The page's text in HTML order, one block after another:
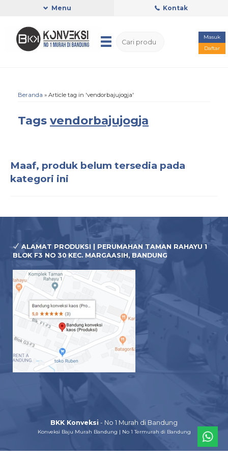
Menu Kontak
Masuk
Daftar
Beranda » Article tag in 'vendorbajujogja'
Tags vendorbajujogja
Maaf, produk belum tersedia pada
kategori ini
ALAMAT PRODUKSI | PERUMAHAN TAMAN RAHAYU 1
BLOK F3 NO 30 KEC. MARGAASIH, BANDUNG
BKK Konveksi - No 1 Murah di Bandung
Konveksi Baju Murah Bandung | No 1 Termurah di Bandung